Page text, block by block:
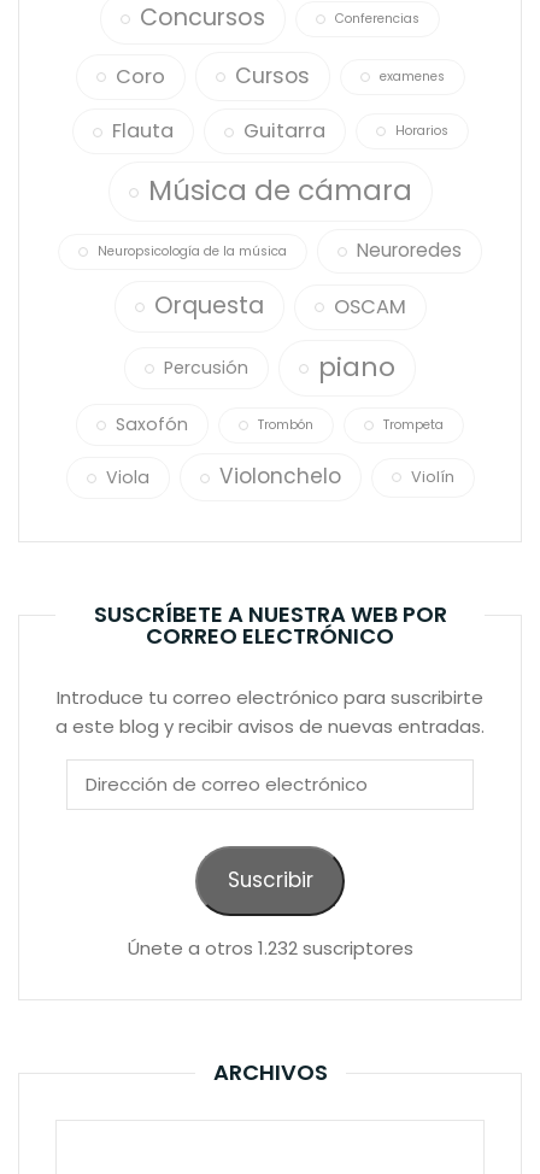
Concursos Conferencias
Coro Cursos examenes
Flauta Guitarra Horarios
Música de cámara
Neuropsicología de la música Neuroredes
Orquesta OSCAM
Percusión piano
Saxofón Trombón Trompeta
Viola Violonchelo Violín
SUSCRÍBETE A NUESTRA WEB POR
CORREO ELECTRÓNICO
Introduce tu correo electrónico para suscribirte
a este blog y recibir avisos de nuevas entradas.
Dirección
Suscribir
Únete a otros 1.232 suscriptores
ARCHIVOS